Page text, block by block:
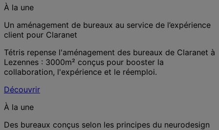
À la une
Un aménagement de bureaux au service de l’expérience
client pour Claranet
Tétris repense l'aménagement des bureaux de Claranet à
Lezennes : 3000m² conçus pour booster la
collaboration, l'expérience et le réemploi.
Découvrir
À la une
Des bureaux conçus selon les principes du neurodesign